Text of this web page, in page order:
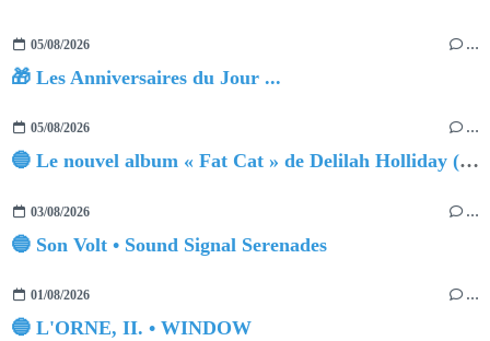
05/08/2026 …
🎁 Les Anniversaires du Jour ...
05/08/2026 …
🔵 Le nouvel album « Fat Cat » de Delilah Holliday (sortie le 30 Octobre 2026)
03/08/2026 …
🔵 Son Volt • Sound Signal Serenades
01/08/2026 …
🔵 L'ORNE, II. • WINDOW